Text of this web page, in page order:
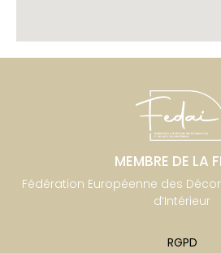
MEMBRE DE LA
Fédération Européenne des
d’Intérieur
RGPD